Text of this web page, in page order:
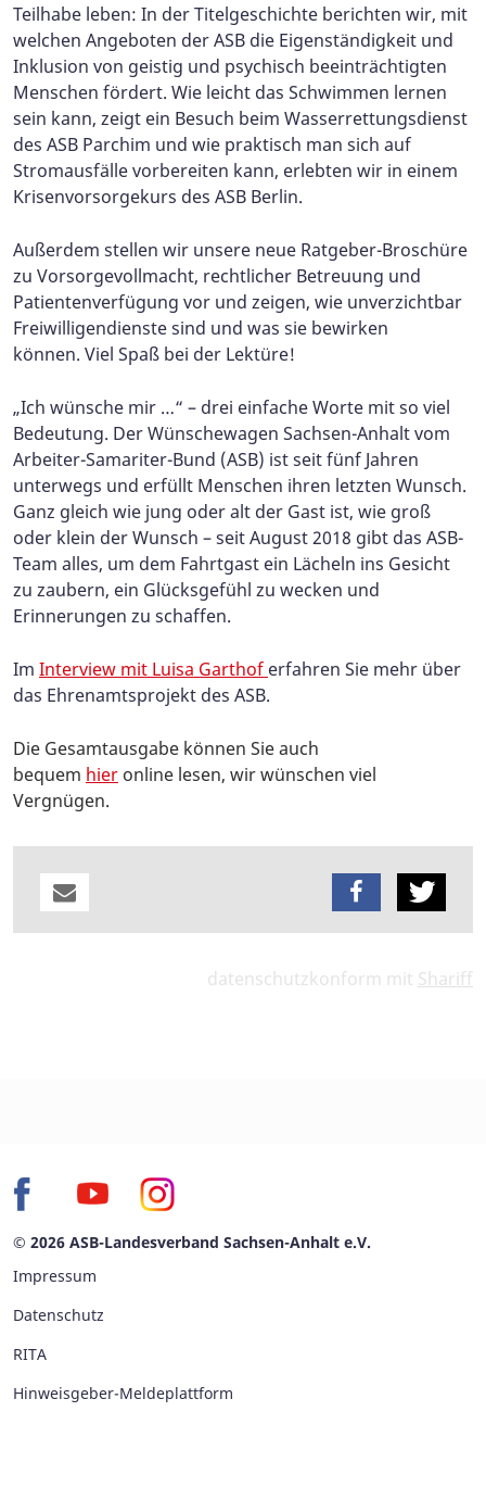
Teilhabe leben: In der Titelgeschichte berichten wir, mit
welchen Angeboten der ASB die Eigenständigkeit und
Inklusion von geistig und psychisch beeinträchtigten
Menschen fördert. Wie leicht das Schwimmen lernen
sein kann, zeigt ein Besuch beim Wasserrettungsdienst
des ASB Parchim und wie praktisch man sich auf
Stromausfälle vorbereiten kann, erlebten wir in einem
Krisenvorsorgekurs des ASB Berlin.
Außerdem stellen wir unsere neue Ratgeber-Broschüre
zu Vorsorgevollmacht, rechtlicher Betreuung und
Patientenverfügung vor und zeigen, wie unverzichtbar
Freiwilligendienste sind und was sie bewirken
können. Viel Spaß bei der Lektüre!
„Ich wünsche mir …“ – drei einfache Worte mit so viel
Bedeutung. Der Wünschewagen Sachsen-Anhalt vom
Arbeiter-Samariter-Bund (ASB) ist seit fünf Jahren
unterwegs und erfüllt Menschen ihren letzten Wunsch.
Ganz gleich wie jung oder alt der Gast ist, wie groß
oder klein der Wunsch – seit August 2018 gibt das ASB-
Team alles, um dem Fahrtgast ein Lächeln ins Gesicht
zu zaubern, ein Glücksgefühl zu wecken und
Erinnerungen zu schaffen.
Im Interview mit Luisa Garthof erfahren Sie mehr über
das Ehrenamtsprojekt des ASB.
Die Gesamtausgabe können Sie auch
bequem hier online lesen, wir wünschen viel
Vergnügen.
datenschutzkonform mit Shariff
© 2026 ASB-Landesverband Sachsen-Anhalt e.V.
Impressum
Datenschutz
RITA
Hinweisgeber-Meldeplattform